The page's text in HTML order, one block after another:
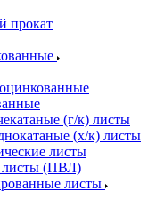
прокат
(г/к) листы
(х/к) листы
листы
листы (ПВЛ)
листы